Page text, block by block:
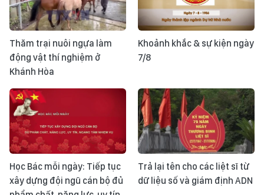
Thăm trại nuôi ngựa làm
động vật thí nghiệm ở
Khánh Hòa
Khoảnh khắc & sự kiện ngày
7/8
Học Bác mỗi ngày: Tiếp tục
xây dựng đội ngũ cán bộ đủ
Trả lại tên cho các liệt sĩ từ
dữ liệu số và giám định ADN